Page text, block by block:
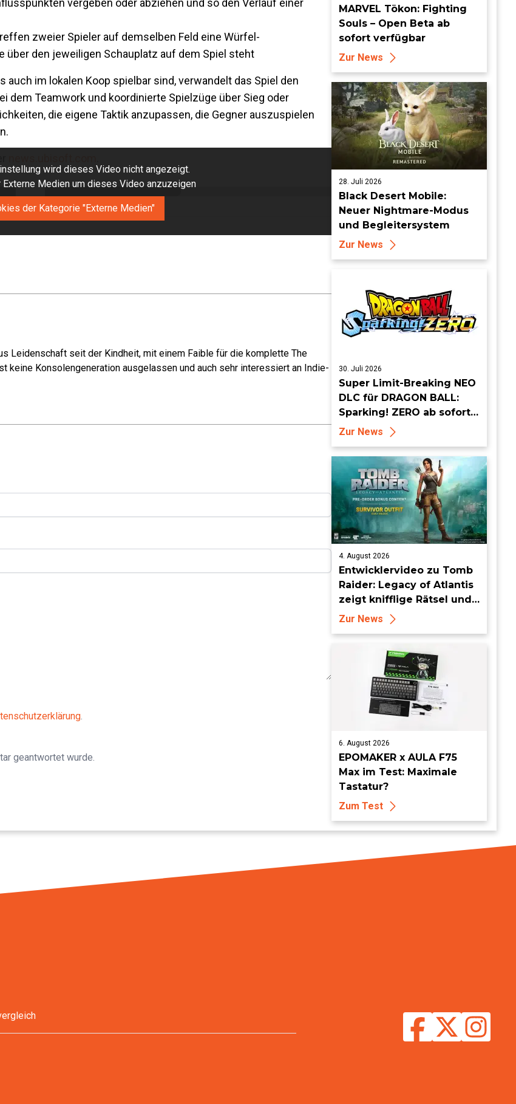
vergeben oder abziehen und so den Verlauf einer
zweier Spieler auf demselben Feld eine Würfel-
über den jeweiligen Schauplatz auf dem Spiel steht
im lokalen Koop spielbar sind, verwandelt das Spiel den
dem Teamwork und koordinierte Spielzüge über Sieg oder
die eigene Taktik anzupassen, die Gegner auszuspielen
wird dieses Video nicht angezeigt.
Medien um dieses Video anzuzeigen
der Kategorie "Externe Medien"
Leidenschaft seit der Kindheit, mit einem Faible für die komplette The
keine Konsolengeneration ausgelassen und auch sehr interessiert an Indie-
.
geantwortet wurde.
MARVEL Tōkon: Fighting
Souls – Open Beta ab
sofort verfügbar
Zur News
28. Juli 2026
Black Desert Mobile:
Neuer Nightmare-Modus
und Begleitersystem
Zur News
30. Juli 2026
Super Limit-Breaking NEO
DLC für DRAGON BALL:
Sparking! ZERO ab sofort
erhältlich
Zur News
4. August 2026
Entwicklervideo zu Tomb
Raider: Legacy of Atlantis
zeigt knifflige Rätsel und
tückische Fallen
Zur News
6. August 2026
EPOMAKER x AULA F75
Max im Test: Maximale
Tastatur?
Zum Test